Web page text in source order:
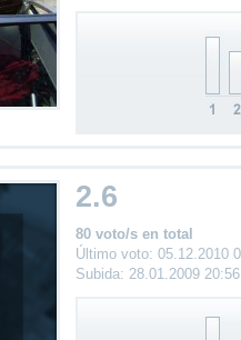
2.6
80 voto/s en total
Último voto: 05.12.2010
Subida: 28.01.2009